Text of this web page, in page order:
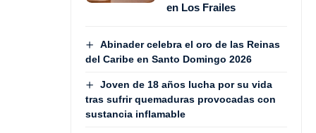
en Los Frailes
Abinader celebra el oro de las Reinas
del Caribe en Santo Domingo 2026
Joven de 18 años lucha por su vida
tras sufrir quemaduras provocadas con
sustancia inflamable